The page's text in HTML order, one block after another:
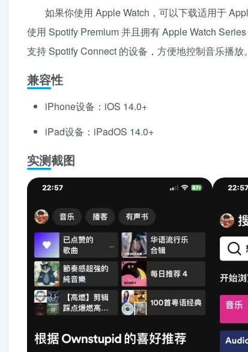
如果你使用 Apple Watch，可以下载适用于
使用 Spotify Premium 并且拥有 Apple Watch
支持 Spotify Connect 的设备，方便地控制音乐播放。
兼容性
iPhone设备：iOS 14.0+
iPad设备：iPadOS 14.0+
实测截图